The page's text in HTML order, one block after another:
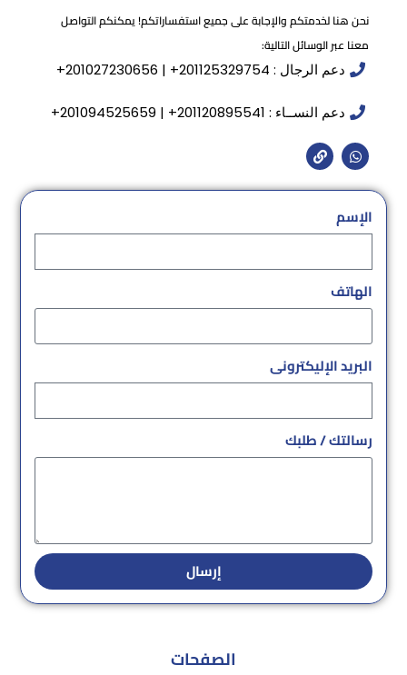
نحن هنا لخدمتكم والإجابة على جميع استفساراتكم! يمكنكم التواصل
معنا عبر الوسائل التالية:
دعم الرجال : 201125329754+ | 201027230656+
دعم النســاء : 201120895541+ | 201094525659+
الإسم
الهاتف
البريد الإليكترونى
رسالتك / طلبك
إرسال
الصفحات